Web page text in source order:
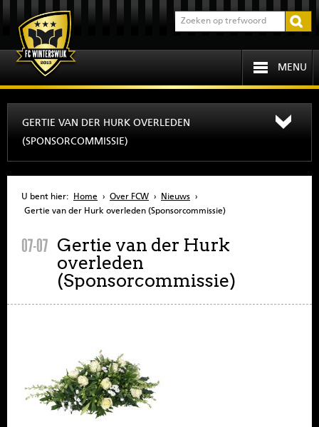
MENU
MENU
GERTIE VAN DER HURK OVERLEDEN
(SPONSORCOMMISSIE)
U bent hier: Home › Over FCW › Nieuws ›
Gertie van der Hurk overleden (Sponsorcommissie)
07-07 Gertie van der Hurk
overleden
(Sponsorcommissie)